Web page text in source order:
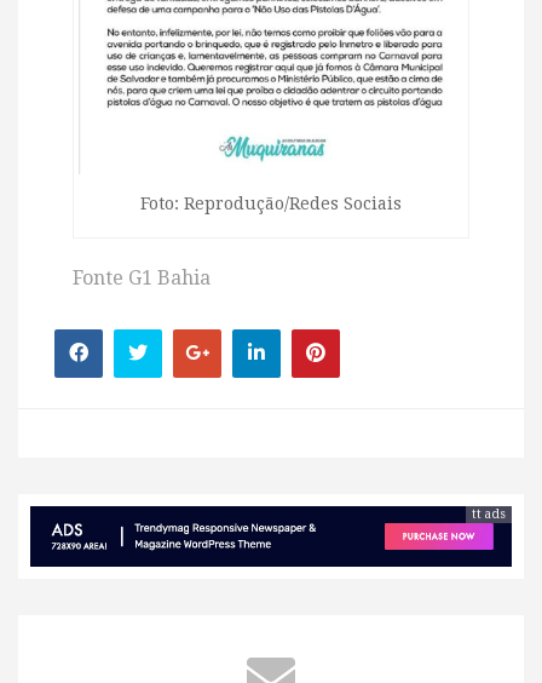
Foto: Reprodução/Redes Sociais
Fonte G1 Bahia
tt ads